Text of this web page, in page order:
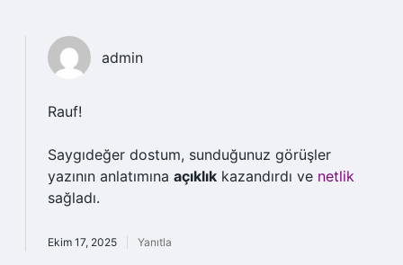
admin
Rauf!
Saygıdeğer dostum, sunduğunuz görüşler
yazının anlatımına açıklık kazandırdı ve netlik
sağladı.
Ekim 17, 2025 Yanıtla